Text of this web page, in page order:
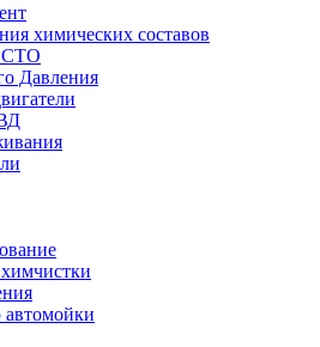
химических составов
СТО
Давления
автомойки